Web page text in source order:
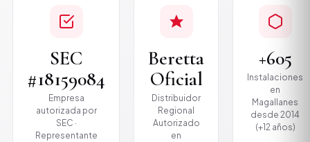
SEC
#18159084
Empresa
autorizada por
SEC ·
Representante
Beretta
Oficial
Distribuidor
Regional
Autorizado
en
+605
Instalaciones
en
Magallanes
desde 2014
(+12 años)